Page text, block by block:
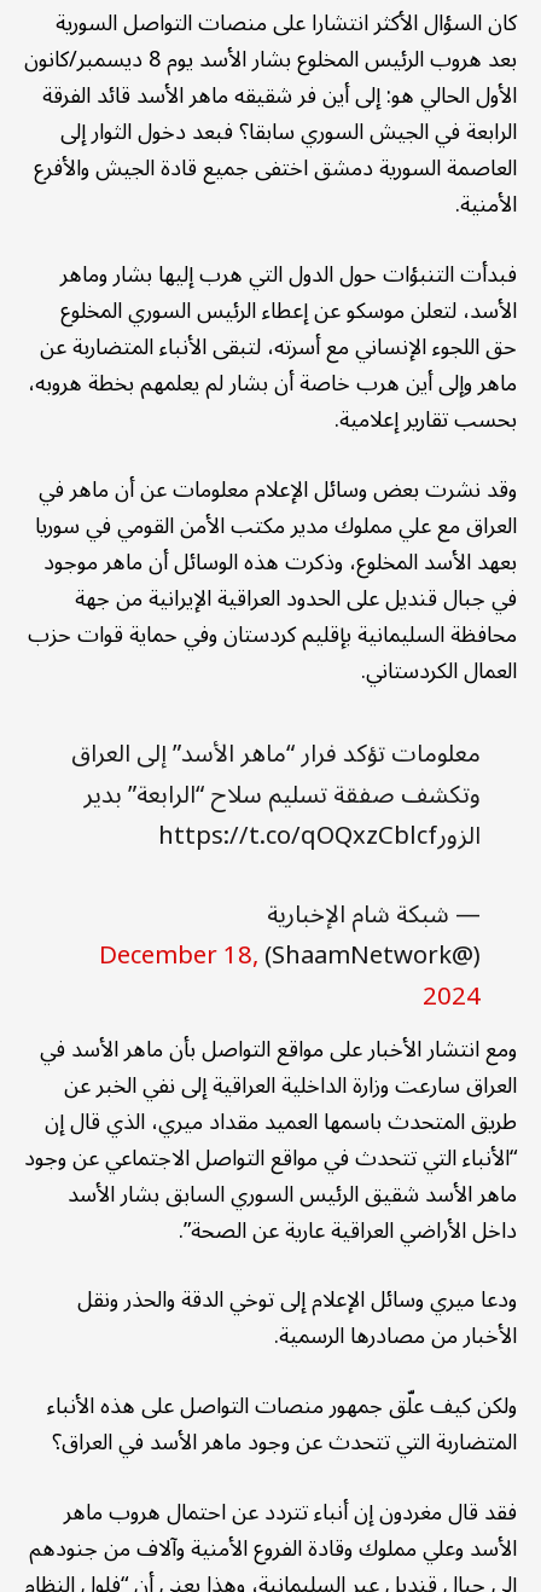
كان السؤال الأكثر انتشارا على منصات التواصل السورية
بعد هروب الرئيس المخلوع بشار الأسد يوم 8 ديسمبر/كانون
الأول الحالي هو: إلى أين فر شقيقه ماهر الأسد قائد الفرقة
الرابعة في الجيش السوري سابقا؟ فبعد دخول الثوار إلى
العاصمة السورية دمشق اختفى جميع قادة الجيش والأفرع
الأمنية.
فبدأت التنبؤات حول الدول التي هرب إليها بشار وماهر
الأسد، لتعلن موسكو عن إعطاء الرئيس السوري المخلوع
حق اللجوء الإنساني مع أسرته، لتبقى الأنباء المتضاربة عن
ماهر وإلى أين هرب خاصة أن بشار لم يعلمهم بخطة هروبه،
بحسب تقارير إعلامية.
وقد نشرت بعض وسائل الإعلام معلومات عن أن ماهر في
العراق مع علي مملوك مدير مكتب الأمن القومي في سوريا
بعهد الأسد المخلوع، وذكرت هذه الوسائل أن ماهر موجود
في جبال قنديل على الحدود العراقية الإيرانية من جهة
محافظة السليمانية بإقليم كردستان وفي حماية قوات حزب
العمال الكردستاني.
معلومات تؤكد فرار “ماهر الأسد” إلى العراق
وتكشف صفقة تسليم سلاح “الرابعة” بدير
الزورhttps://t.co/qOQxzCblcf
— شبكة شام الإخبارية
(@ShaamNetwork)
December 18,
2024
ومع انتشار الأخبار على مواقع التواصل بأن ماهر الأسد في
العراق سارعت وزارة الداخلية العراقية إلى نفي الخبر عن
طريق المتحدث باسمها العميد مقداد ميري، الذي قال إن
“الأنباء التي تتحدث في مواقع التواصل الاجتماعي عن وجود
ماهر الأسد شقيق الرئيس السوري السابق بشار الأسد
داخل الأراضي العراقية عارية عن الصحة”.
ودعا ميري وسائل الإعلام إلى توخي الدقة والحذر ونقل
الأخبار من مصادرها الرسمية.
ولكن كيف علّق جمهور منصات التواصل على هذه الأنباء
المتضاربة التي تتحدث عن وجود ماهر الأسد في العراق؟
فقد قال مغردون إن أنباء تتردد عن احتمال هروب ماهر
الأسد وعلي مملوك وقادة الفروع الأمنية وآلاف من جنودهم